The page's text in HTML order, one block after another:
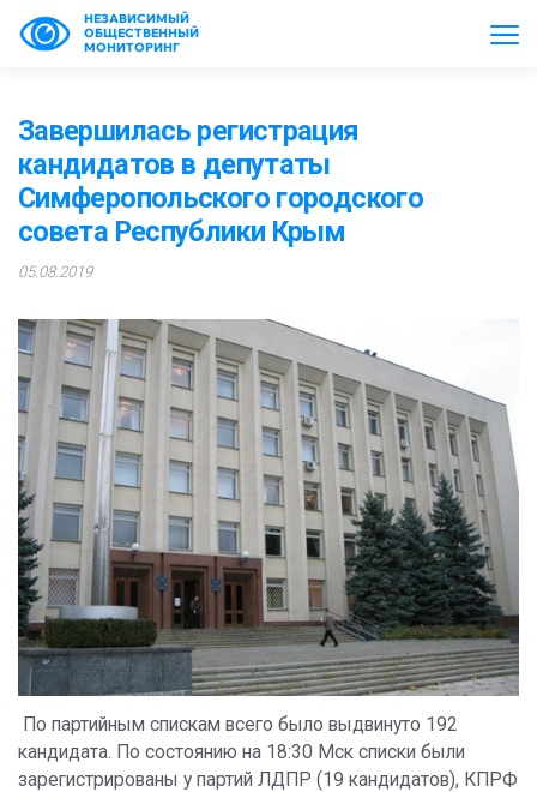
НЕЗАВИСИМЫЙ
ОБЩЕСТВЕННЫЙ
МОНИТОРИНГ
Завершилась регистрация
кандидатов в депутаты
Симферопольского городского
совета Республики Крым
05.08.2019
По партийным спискам всего было выдвинуто 192
кандидата. По состоянию на 18:30 Мск списки были
зарегистрированы у партий ЛДПР (19 кандидатов), КПРФ